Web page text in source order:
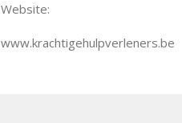
Website:
www.krachtigehulpverleners.be